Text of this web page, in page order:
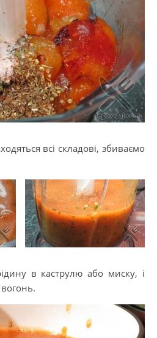
всі складові, збиваємо
в каструлю або миску, і